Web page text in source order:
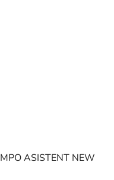
ASISTENT NEW